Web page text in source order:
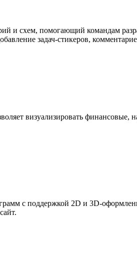
и схем, помогающий командам
задач-стикеров,
визуализировать
с поддержкой 2D и 3D-